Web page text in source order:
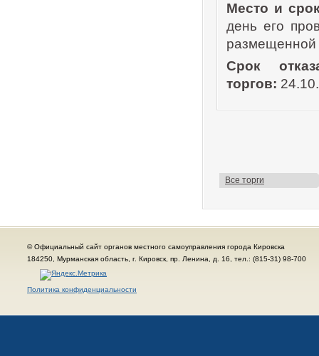
Место и
день его
Срок
торгов:
Все торги
© Официальный сайт органов местного самоуправления города Кировска
184250, Мурманская область, г. Кировск, пр. Ленина, д. 16, тел.: (815-31) 98-700
Политика конфиденциальности